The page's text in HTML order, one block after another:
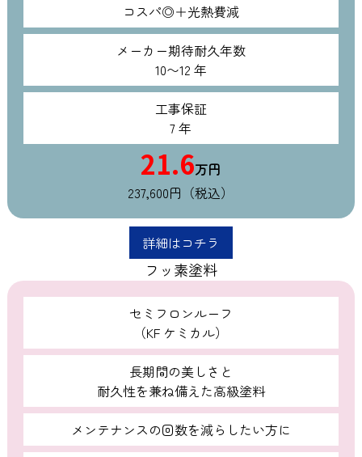
コスパ◎＋光熱費減
メーカー期待耐久年数
10〜12 年
工事保証
7 年
21.6万円
237,600円（税込）
詳細はコチラ
フッ素塗料
セミフロンルーフ
（KF ケミカル）
長期間の美しさと
耐久性を兼ね備えた高級塗料
メンテナンスの回数を減らしたい方に